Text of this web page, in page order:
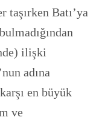
Batı’ya
ilişki
adına
en büyük
ve